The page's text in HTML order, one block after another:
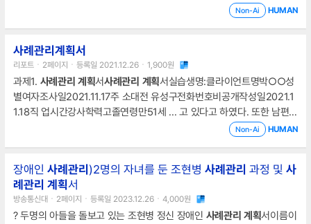
서를 작성할 수 있도록 한다.Ⅱ. 본론1.사례관리 계획
과 청소년복지 분야, 자활 분야 그리고 지역사회복지관을 포함하여 민간
사례관리와 시·군·구
Non-Ai HUMAN
사례관리계획서
리포트ㆍ2페이지ㆍ등록일 2021.12.26ㆍ1,900원
과제1. 사례 관리 계획서사례관리 계획서실습생명:클라이언트명박○○성
별여자조사일2021.11.17주 소대전 유성구전화번호비공개작성일2021.1
1.18직 업시간강사학력고졸연령만51세 ... 고 있다고 하였다. 또한 남편이
시부모댁에 집중하고 있어 자신에게 소홀히 하고 짐을 맡기는 것 같아 체
Non-Ai HUMAN
장애인 사례 관리 )2명의 자녀를 둔 조현병 사례 관리 과정 및 사
례 관리 계획서
방송통신대ㆍ2페이지ㆍ등록일 2023.12.26ㆍ4,000원
? 두명의 아들을 돌보고 있는 조현병 정신 장애인 사례 관리 계획서이름이